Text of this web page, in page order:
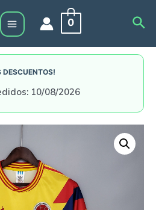
Main
Menu
0
DESCUENTOS!
10/08/2026